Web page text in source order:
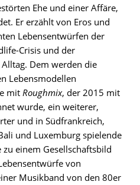
Ehe und einer Affäre,
Er erzählt von Eros und
Lebensentwürfen der
Crisis und der
Dem werden die
Lebensmodellen
mit Roughmix, der 2015 mit
wurde, ein weiterer,
und in Südfrankreich,
und Luxemburg spielende
zu einem Gesellschaftsbild
von
Musikband von den 80er